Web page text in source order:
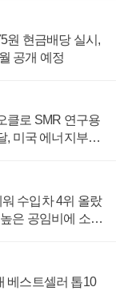
원 현금배당 실시,
공개 예정
클로 SMR 연구용
, 미국 에너지부
수입차 4위 올랐
은 공임비에 소비
베스트셀러 톱10